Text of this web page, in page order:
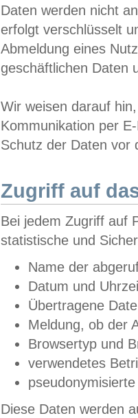
Daten werden nicht
erfolgt verschlüsselt
Abmeldung eines
geschäftlichen Daten
Wir weisen darauf
Kommunikation per
Schutz der Daten vor
Zugriff auf
Bei jedem Zugriff auf
statistische und
Name der
Datum und
Übertragene
Meldung, ob der
Browsertyp und
verwendetes
Diese Daten werden